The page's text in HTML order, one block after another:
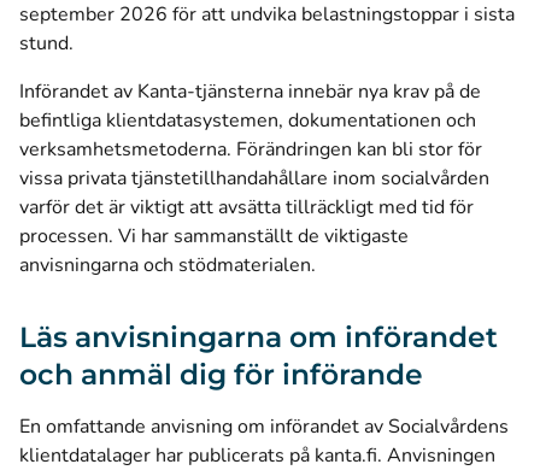
september 2026 för att undvika belastningstoppar i sista
stund.
Införandet av Kanta-tjänsterna innebär nya krav på de
befintliga klientdatasystemen, dokumentationen och
verksamhetsmetoderna. Förändringen kan bli stor för
vissa privata tjänstetillhandahållare inom socialvården
varför det är viktigt att avsätta tillräckligt med tid för
processen. Vi har sammanställt de viktigaste
anvisningarna och stödmaterialen.
Läs anvisningarna om införandet
och anmäl dig för införande
En omfattande anvisning om införandet av Socialvårdens
klientdatalager har publicerats på kanta.fi. Anvisningen